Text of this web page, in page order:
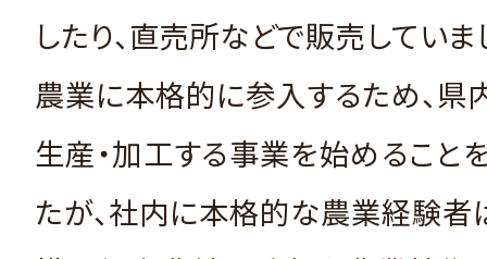
したり、直売所などで販売していま
農業に本格的に参入するため、県
生産・加工する事業を始めること
たが、社内に本格的な農業経験者